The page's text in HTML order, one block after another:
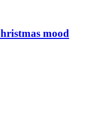
mood